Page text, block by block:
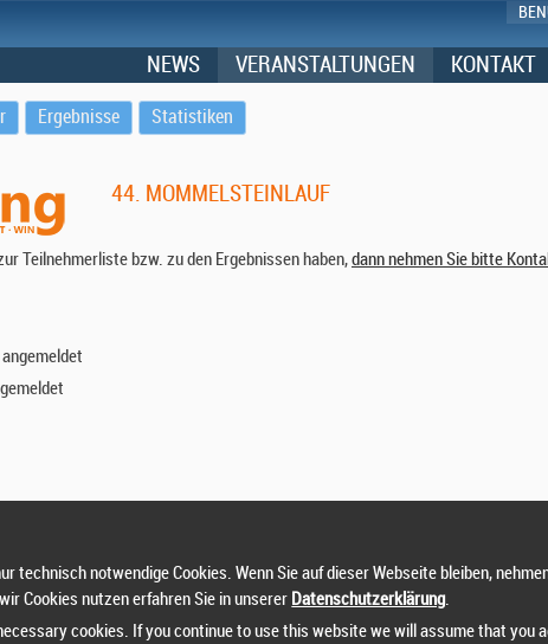
NEWS VERANSTALTUNGEN KONTAKT
Ergebnisse Statistiken
44. MOMMELSTEINLAUF
Teilnehmerliste bzw. zu den Ergebnissen haben,dann nehmen Sie bitte
technisch notwendige Cookies. Wenn Sie auf dieser Webseite bleiben,
Cookies nutzen erfahren Sie in unserer Datenschutzerklärung.
cookies. If you continue to use this website we will assume that you